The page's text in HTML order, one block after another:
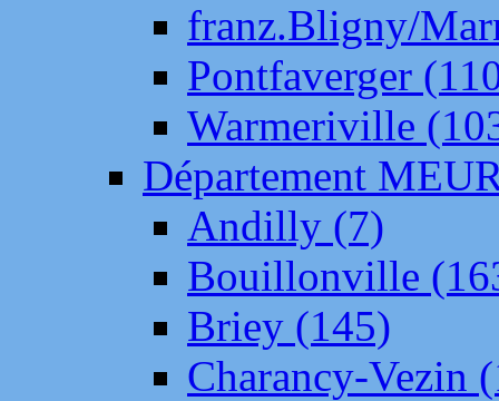
franz.Bligny/
Pontfaverger
Warmeriville
Département
Andilly (7)
Bouillonville
Briey (145)
Charancy-Vezin